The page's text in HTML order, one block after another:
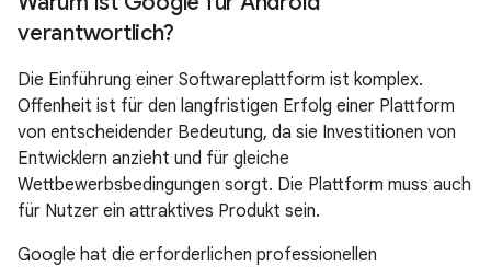
verantwortlich?
Die Einführung einer Softwareplattform ist komplex.
Offenheit ist für den langfristigen Erfolg einer Plattform
von entscheidender Bedeutung, da sie Investitionen von
Entwicklern anzieht und für gleiche
Wettbewerbsbedingungen sorgt. Die Plattform muss auch
für Nutzer ein attraktives Produkt sein.
Google hat die erforderlichen professionellen